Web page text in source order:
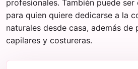
profesionales. También puede
para quien quiere dedicarse a la
naturales desde casa, además de
capilares y costureras.